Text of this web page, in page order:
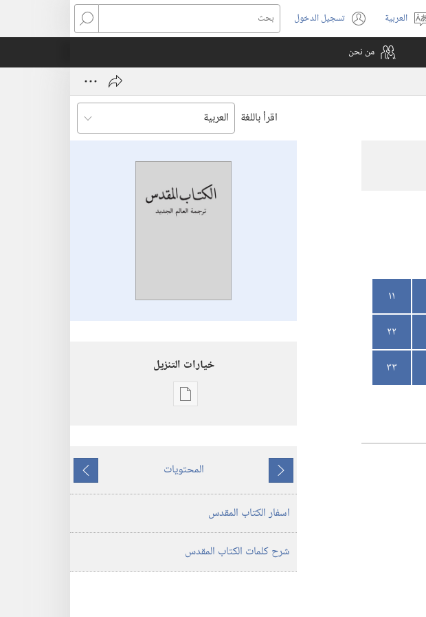
اختر
اللغة
العربية تسجيل الدخول
(يفتح
نافذة
بحث
من نحن
اقرأ باللغة
١١
٢٢
٣٣
خيارات التنزيل
خيارات
العالم
الجديد
المقدس
المنقحة
ما
يسبق
المحتويات
ما
يلي
اسفار الكتاب المقدس
شرح كلمات الكتاب المقدس